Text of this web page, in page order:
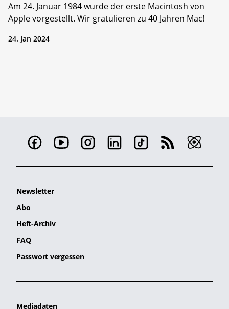
Am 24. Januar 1984 wurde der erste Macintosh von
Apple vorgestellt. Wir gratulieren zu 40 Jahren Mac!
24. Jan 2024
Newsletter
Abo
Heft-Archiv
FAQ
Passwort vergessen
Mediadaten